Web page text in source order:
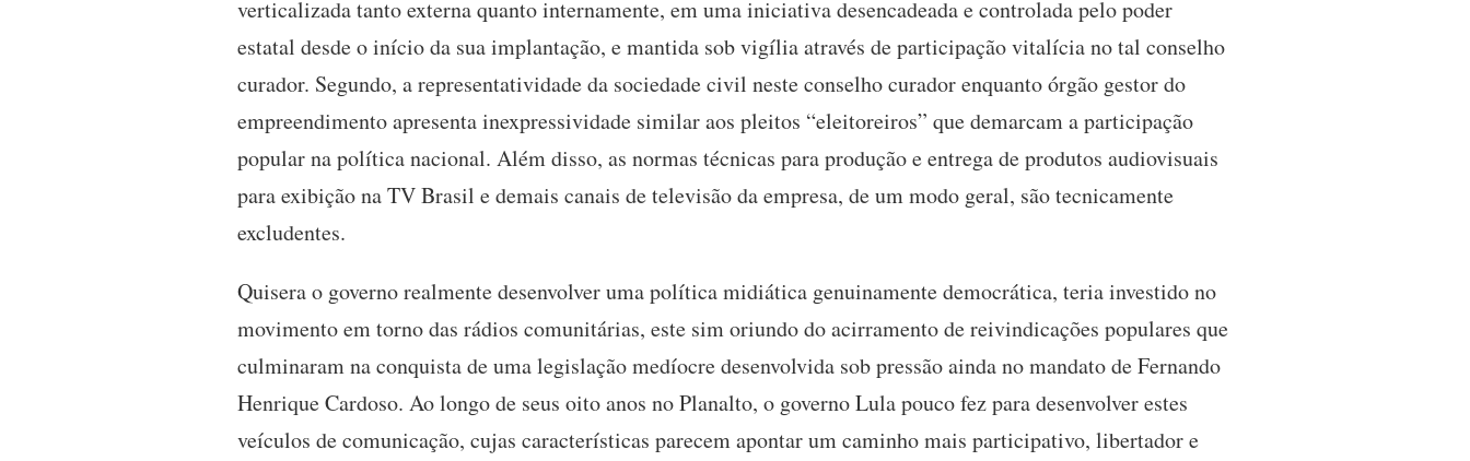
verticalizada tanto externa quanto internamente, em uma iniciativa desencadeada e controlada pelo poder
estatal desde o início da sua implantação, e mantida sob vigília através de participação vitalícia no tal conselho
curador. Segundo, a representatividade da sociedade civil neste conselho curador enquanto órgão gestor do
empreendimento apresenta inexpressividade similar aos pleitos “eleitoreiros” que demarcam a participação
popular na política nacional. Além disso, as normas técnicas para produção e entrega de produtos audiovisuais
para exibição na TV Brasil e demais canais de televisão da empresa, de um modo geral, são tecnicamente
excludentes.
Quisera o governo realmente desenvolver uma política midiática genuinamente democrática, teria investido no
movimento em torno das rádios comunitárias, este sim oriundo do acirramento de reivindicações populares que
culminaram na conquista de uma legislação medíocre desenvolvida sob pressão ainda no mandato de Fernando
Henrique Cardoso. Ao longo de seus oito anos no Planalto, o governo Lula pouco fez para desenvolver estes
veículos de comunicação, cujas características parecem apontar um caminho mais participativo, libertador e